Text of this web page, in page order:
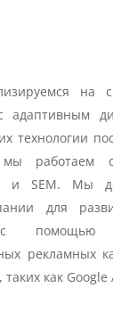
на
адаптивным
технологии
мы работаем
и SEM. Мы
для
с помощью
рекламных
как Google